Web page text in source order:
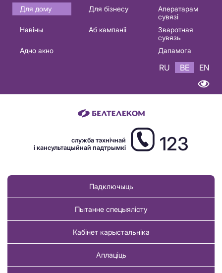
Основная
навигация
Для дому Для бізнесу
Аператарам
сувязі
Навіны
Аб кампаніі
Зваротная
сувязь
Адно акно
Дапамога
RU BE EN
служба тэхнічнай
і кансультацыйнай падтрымкі
123
Падключыць
Пытанне спецыялісту
Кабінет карыстальніка
Аплаціць